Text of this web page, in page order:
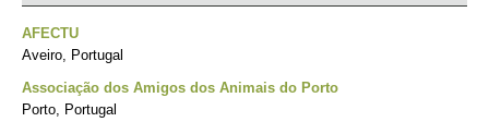
AFECTU
Aveiro, Portugal
Associação dos Amigos dos Animais do Porto
Porto, Portugal